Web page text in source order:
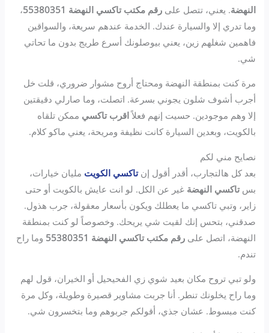
النهضة. يعني، تتصل علىرقم مكتب تاكسي النهضة 55380351
،
وما تدري إلا والسيارة عندك. الخدمة عندهم سريعة، والسواقين
فاهمين شغلهم زين، يعني بيوصلونك أسرع طريج بدون ما تحاتي
شي.
مرة كنت بمنطقة النهضة ومحتاج أروح مشوار ضروري، قلت خل
أجرب أشوف شلون يجوني بسرعة. اتصلت، وما صارلي دقيقتين
إلا وهم موجودين. حسيت إنهم فعلاًاقرب تاكسي ممكن تلقاه
بالكويت، وبعدين السيارة كانت نظيفة ومريحة، يعني ماكو كلام.
نصايح مني لكم
بعد كل هالتجارب، أقدر أقول إنتاكسي الكويت مليان خيارات،
بستاكسي النهضة غير عن الكل. لو انت عايش بالكويت أو حتى
زاير، وتبي تاكسي ما يعطلك ويكون بأسعار معقولة، جرب هذول.
صدقني، بتحس إنك لقيت شي يريحك. وخصوصاً لو كنت بمنطقة
النهضة، اتصل علىرقم مكتب تاكسي النهضة 55380351
وما راح
تندم.
ولو تبي تروح مكان بعيد شوي زي الفحيحيل أو الخيران، قول لهم
وما راح يخلونك تنطر. أنا جربت مشاوير قصيرة وطويلة، وكل مرة
كنت مبسوط. عشان جذي، أقولكم جربوهم وما بتخسرون شي.